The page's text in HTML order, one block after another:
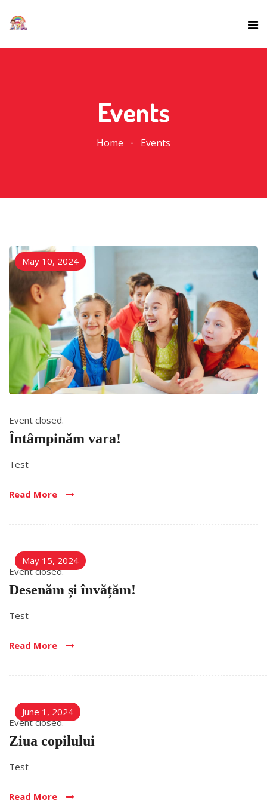
Events
Home Events
May 10, 2024
Event closed.
Întâmpinăm vara!
Test
Read More
May 15, 2024
Event closed.
Desenăm și învățăm!
Test
Read More
June 1, 2024
Event closed.
Ziua copilului
Test
Read More